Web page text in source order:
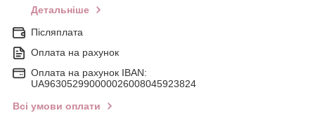
Детальніше
Післяплата
Оплата на рахунок
Оплата на рахунок IBAN:
UA963052990000026008045923824
Всі умови оплати